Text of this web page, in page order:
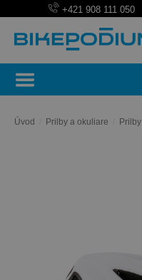
+421 908 111 050
Úvod Prilby a okuliare Prilby